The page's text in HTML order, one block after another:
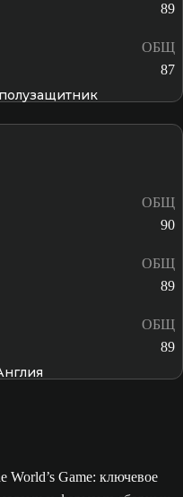
89
ОБЩ
87
ОБЩ
90
ОБЩ
89
ОБЩ
89